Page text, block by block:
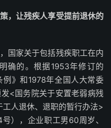
，让残疾人享受提前退休的
国家关于包括残疾职工在内
确的。根据1953年修订的
例》和1978年全国人大常委
<国务院关于安置老弱病残
人退休、退职的暂行办法>
），企业职工男60周岁、